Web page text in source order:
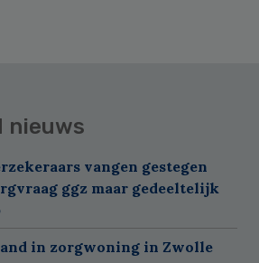
nieuws
vangen gestegen
ggz maar gedeeltelijk
in zorgwoning in Zwolle